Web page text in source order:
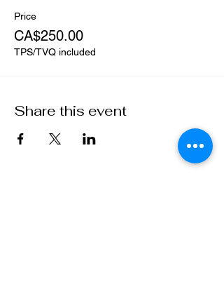
Price
CA$250.00
TPS/TVQ included
Share this event